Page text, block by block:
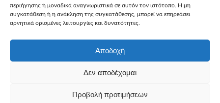
περιήγησης ή μοναδικά αναγνωριστικά σε αυτόν τον ιστότοπο. Η μη
συγκατάθεση ή η ανάκληση της συγκατάθεσης, μπορεί να επηρεάσει
αρνητικά ορισμένες λειτουργίες και δυνατότητες.
Αποδοχή
Δεν αποδέχομαι
Προβολή προτιμήσεων
All Rights Reserved